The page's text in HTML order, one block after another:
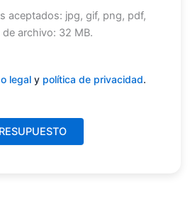
aceptados: jpg, gif, png, pdf,
archivo: 32 MB.
legal y política de privacidad.